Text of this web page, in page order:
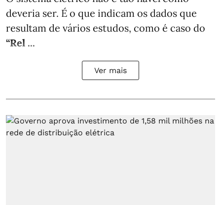
deveria ser. É o que indicam os dados que
resultam de vários estudos, como é caso do
“Rel ...
Ver mais